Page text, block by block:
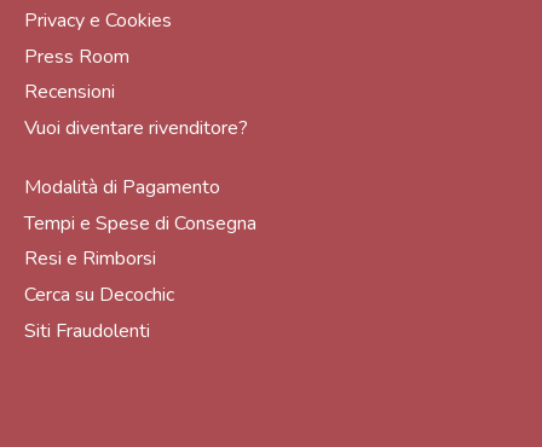
Privacy e Cookies
Press Room
Recensioni
Vuoi diventare rivenditore?
Modalità di Pagamento
Tempi e Spese di Consegna
Resi e Rimborsi
Cerca su Decochic
Siti Fraudolenti